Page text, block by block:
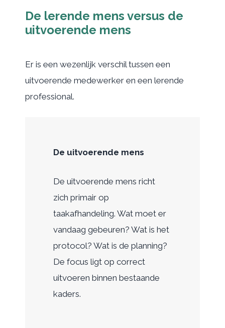
De lerende mens versus de
uitvoerende mens
Er is een wezenlijk verschil tussen een
uitvoerende medewerker en een lerende
professional.
De uitvoerende mens
De uitvoerende mens richt
zich primair op
taakafhandeling. Wat moet er
vandaag gebeuren? Wat is het
protocol? Wat is de planning?
De focus ligt op correct
uitvoeren binnen bestaande
kaders.